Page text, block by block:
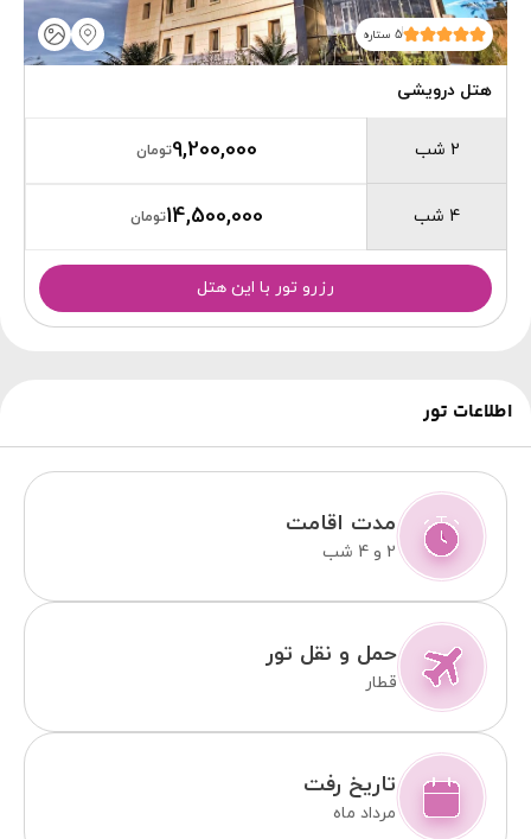
5 ستاره
هتل درویشی
2 شب
4 شب
9,200,000تومان
14,500,000تومان
رزرو تور با این هتل
اطلاعات تور
مدت اقامت
2 و 4 شب
حمل و نقل تور
قطار
تاریخ رفت
مرداد ماه